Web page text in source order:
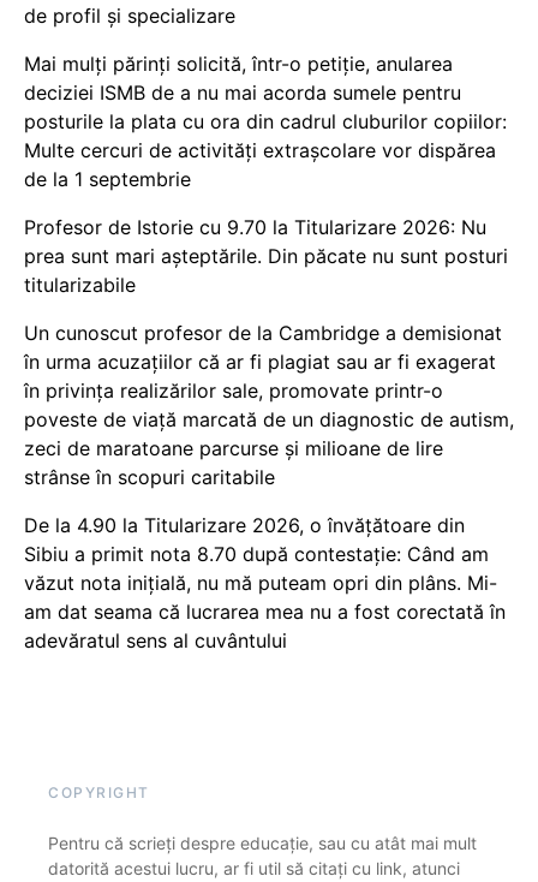
de profil și specializare
Mai mulți părinți solicită, într-o petiție, anularea
deciziei ISMB de a nu mai acorda sumele pentru
posturile la plata cu ora din cadrul cluburilor copiilor:
Multe cercuri de activități extrașcolare vor dispărea
de la 1 septembrie
Profesor de Istorie cu 9.70 la Titularizare 2026: Nu
prea sunt mari așteptările. Din păcate nu sunt posturi
titularizabile
Un cunoscut profesor de la Cambridge a demisionat
în urma acuzațiilor că ar fi plagiat sau ar fi exagerat
în privința realizărilor sale, promovate printr-o
poveste de viață marcată de un diagnostic de autism,
zeci de maratoane parcurse și milioane de lire
strânse în scopuri caritabile
De la 4.90 la Titularizare 2026, o învățătoare din
Sibiu a primit nota 8.70 după contestație: Când am
văzut nota inițială, nu mă puteam opri din plâns. Mi-
am dat seama că lucrarea mea nu a fost corectată în
adevăratul sens al cuvântului
COPYRIGHT
Pentru că scrieți despre educație, sau cu atât mai mult
datorită acestui lucru, ar fi util să citați cu link, atunci